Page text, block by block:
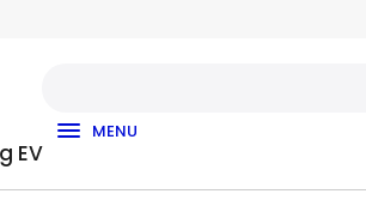
EV
MENU